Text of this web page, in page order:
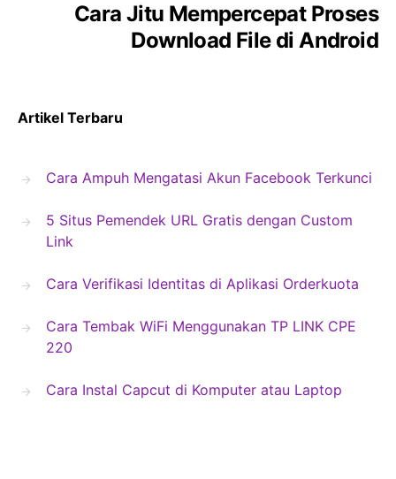
Cara Jitu Mempercepat Proses
Download File di Android
Artikel Terbaru
Cara Ampuh Mengatasi Akun Facebook Terkunci
5 Situs Pemendek URL Gratis dengan Custom
Link
Cara Verifikasi Identitas di Aplikasi Orderkuota
Cara Tembak WiFi Menggunakan TP LINK CPE
220
Cara Instal Capcut di Komputer atau Laptop